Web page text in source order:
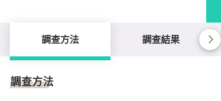
調查方法 調查結果
調查方法
調查方法